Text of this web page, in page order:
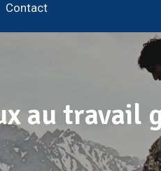
Contact
au travail